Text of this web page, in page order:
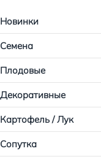
Новинки
Семена
Плодовые
Декоративные
Картофель / Лук
Сопутка